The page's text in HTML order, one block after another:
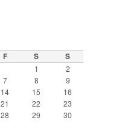
F S S
1
2
7 8
9
14 15
16
21 22
23
28 29
30